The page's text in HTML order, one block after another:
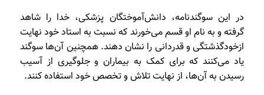
در این سوگندنامه، دانش‌آموختگان پزشکی، خدا را شاهد
گرفته و به نام او قسم می‌خورند که نسبت به استاد خود نهایت
از‌خود‌گذشتگی و قدردانی را نشان دهند. همچنین آن‌ها سوگند
یاد می‌کنند که برای کمک به بیماران و جلوگیری از آسیب
رسیدن به آن‌ها، از نهایت تلاش و تخصص خود استفاده کنند.